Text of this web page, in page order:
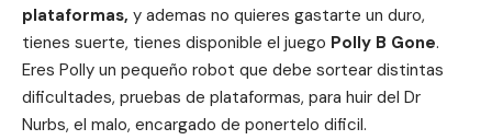
plataformas, y ademas no quieres gastarte un duro,
tienes suerte, tienes disponible el juego Polly B Gone.
Eres Polly un pequeño robot que debe sortear distintas
dificultades, pruebas de plataformas, para huir del Dr
Nurbs, el malo, encargado de ponertelo dificil.